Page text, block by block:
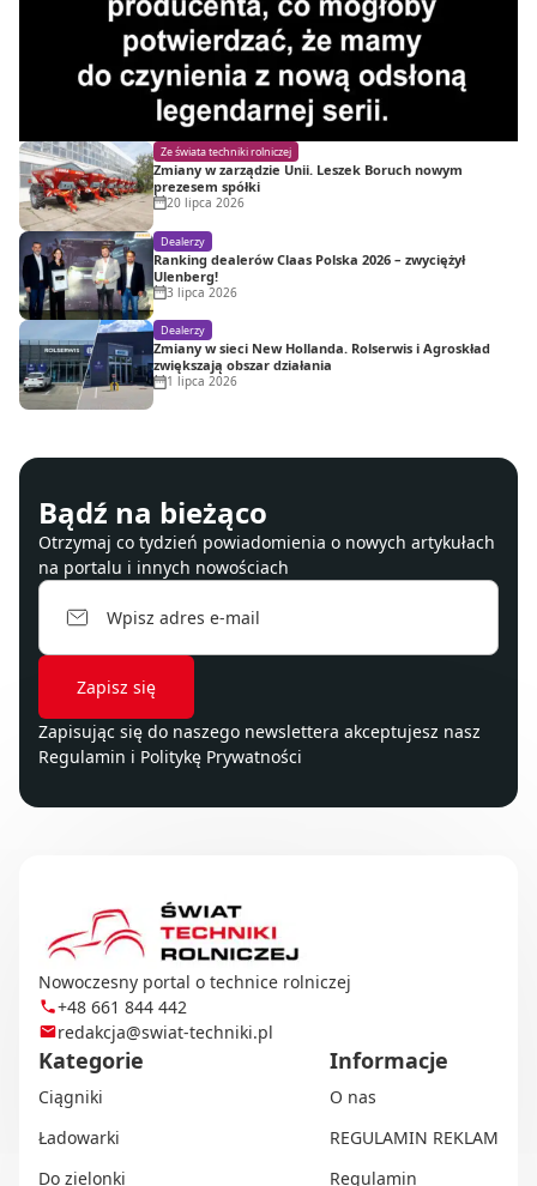
Ze świata techniki rolniczej
Zmiany w zarządzie Unii. Leszek Boruch nowym
prezesem spółki
20 lipca 2026
Dealerzy
Ranking dealerów Claas Polska 2026 – zwyciężył
Ulenberg!
3 lipca 2026
Dealerzy
Zmiany w sieci New Hollanda. Rolserwis i Agroskład
zwiększają obszar działania
1 lipca 2026
Bądź na bieżąco
Otrzymaj co tydzień powiadomienia o nowych artykułach
na portalu i innych nowościach
Zapisując się do naszego newslettera akceptujesz nasz
Regulamin i Politykę Prywatności
Nowoczesny portal o technice rolniczej
+48 661 844 442
redakcja@swiat-techniki.pl
Kategorie
Ciągniki
Ładowarki
Do zielonki
Informacje
O nas
REGULAMIN REKLAM
Regulamin